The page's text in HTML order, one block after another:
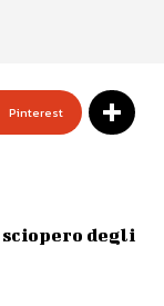
Pinterest
degli